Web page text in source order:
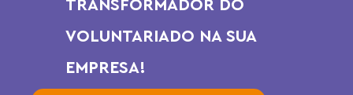
TRANSFORMADOR DO
VOLUNTARIADO NA SUA
EMPRESA!